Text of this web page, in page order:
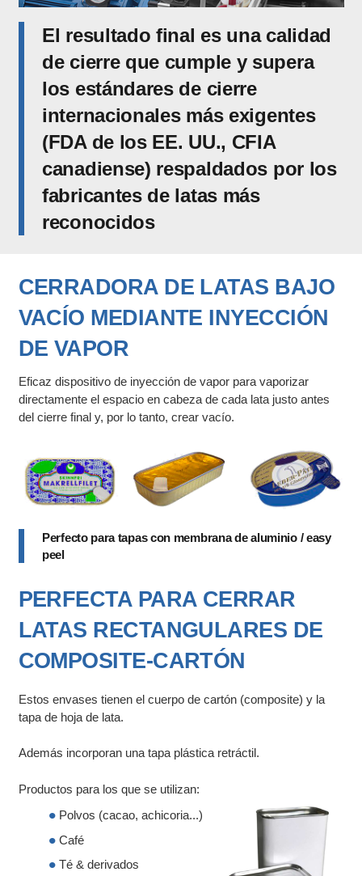
El resultado final es una calidad
de cierre que cumple y supera
los estándares de cierre
internacionales más exigentes
(FDA de los EE. UU., CFIA
canadiense) respaldados por los
fabricantes de latas más
reconocidos
CERRADORA DE LATAS BAJO
VACÍO MEDIANTE INYECCIÓN
DE VAPOR
Eficaz dispositivo de inyección de vapor para vaporizar
directamente el espacio en cabeza de cada lata justo antes
del cierre final y, por lo tanto, crear vacío.
Perfecto para tapas con membrana de aluminio / easy
peel
PERFECTA PARA CERRAR
LATAS RECTANGULARES DE
COMPOSITE-CARTÓN
Estos envases tienen el cuerpo de cartón (composite) y la
tapa de hoja de lata.
Además incorporan una tapa plástica retráctil.
Productos para los que se utilizan:
Polvos (cacao, achicoria...)
Café
Té & derivados